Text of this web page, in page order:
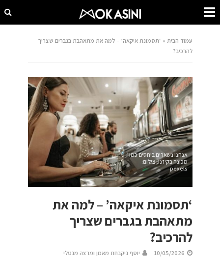
עמוד הבית » ‘תסמונת איקאה’ – למה את מתאהבת בגברים שצריך
להרכיב?
אנחנו נשארים ביחסים כמו
מכונה בקיזנו, צילום:
pexels
‘תסמונת איקאה’ – למה את
מתאהבת בגברים שצריך
להרכיב?
10/05/2026 יוסף ניקבחת מאמן ומרצה מנטלי